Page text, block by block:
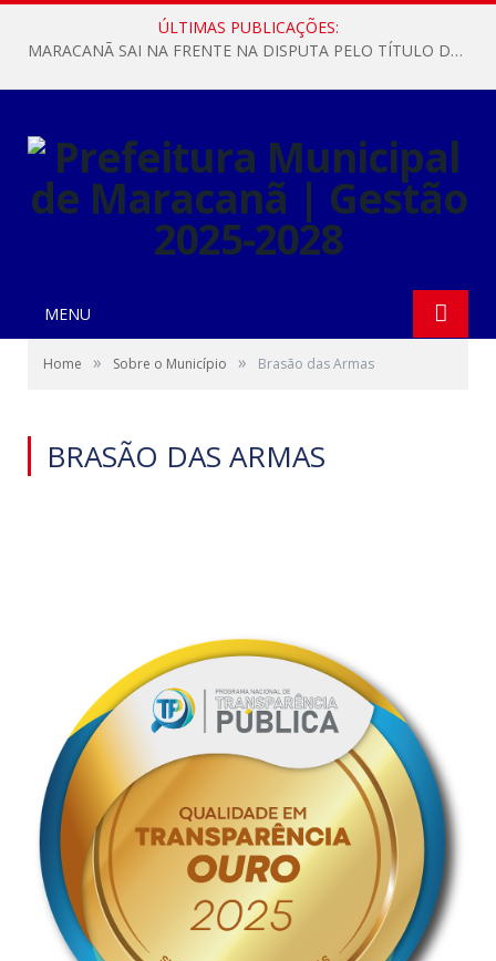
ÚLTIMAS PUBLICAÇÕES:
MARACANÃ SAI NA FRENTE NA DISPUTA PELO TÍTULO DA COPA PARÁ SUB-17!
MENU
Home » Sobre o Município » Brasão das Armas
BRASÃO DAS ARMAS